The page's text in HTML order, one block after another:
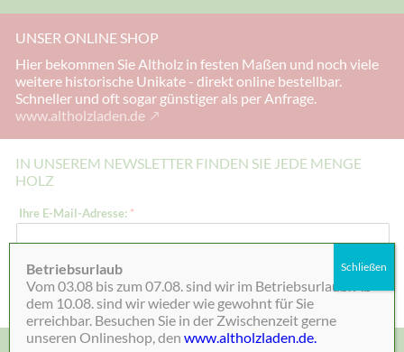
UNSER ONLINE SHOP
Hier bekommen Sie Altholz in festen Maßen und noch viele
weitere historische Unikate - direkt online bestellbar.
Schneller und oft sogar günstiger als per Anfrage.
www.altholzladen.de
IN UNSEREM NEWSLETTER FINDEN SIE JEDE MENGE
HOLZ
-
a
Ihre E-Mail-Adresse: *
Absenden
Betriebsurlaub
Vom 03.08 bis zum 07.08. sind wir im Betriebsurlaub. Ab
dem 10.08. sind wir wieder wie gewohnt für Sie
erreichbar. Besuchen Sie in der Zwischenzeit gerne
unseren Onlineshop, denwww.altholzladen.de.
Schließen